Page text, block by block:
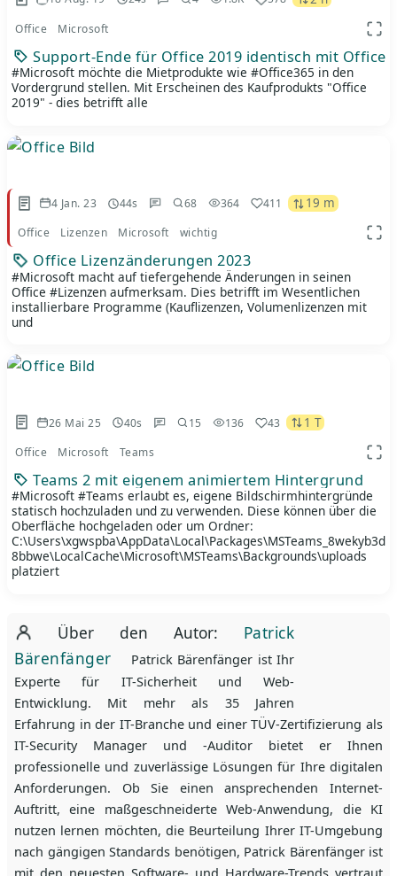
Office Microsoft
Support-Ende für Office 2019 identisch mit Office
#Microsoft möchte die Mietprodukte wie #Office365 in den
Vordergrund stellen. Mit Erscheinen des Kaufprodukts "Office
2019" - dies betrifft alle
4 Jan. 23 44s 68 364 411 19 m
Office Lizenzen Microsoft wichtig
Office Lizenzänderungen 2023
#Microsoft macht auf tiefergehende Änderungen in seinen
Office #Lizenzen aufmerksam. Dies betrifft im Wesentlichen
installierbare Programme (Kauflizenzen, Volumenlizenzen mit
und
26 Mai 25 40s 15 136 43 1 T
Office Microsoft Teams
Teams 2 mit eigenem animiertem Hintergrund
#Microsoft #Teams erlaubt es, eigene Bildschirmhintergründe
statisch hochzuladen und zu verwenden. Diese können über die
Oberfläche hochgeladen oder um Ordner:
C:\Users\xgwspba\AppData\Local\Packages\MSTeams_8wekyb3d
8bbwe\LocalCache\Microsoft\MSTeams\Backgrounds\uploads
platziert
Über den Autor: Patrick
Bärenfänger
Patrick Bärenfänger ist Ihr
Experte für IT-Sicherheit und Web-
Entwicklung. Mit mehr als 35 Jahren
Erfahrung in der IT-Branche und einer TÜV-Zertifizierung als
IT-Security Manager und -Auditor bietet er Ihnen
professionelle und zuverlässige Lösungen für Ihre digitalen
Anforderungen. Ob Sie einen ansprechenden Internet-
Auftritt, eine maßgeschneiderte Web-Anwendung, die KI
nutzen lernen möchten, die Beurteilung Ihrer IT-Umgebung
nach gängigen Standards benötigen, Patrick Bärenfänger ist
mit den neuesten Software- und Hardware-Trends vertraut